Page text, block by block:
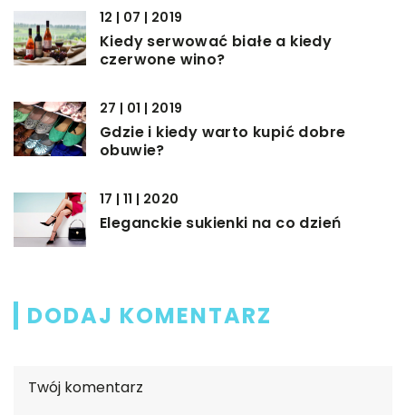
12 | 07 | 2019
Kiedy serwować białe a kiedy
czerwone wino?
27 | 01 | 2019
Gdzie i kiedy warto kupić dobre
obuwie?
17 | 11 | 2020
Eleganckie sukienki na co dzień
DODAJ KOMENTARZ